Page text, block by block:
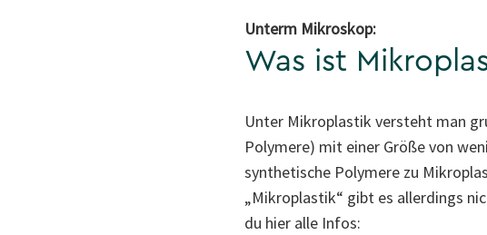
Unterm Mikroskop:
Was ist
Unter Mikroplastik versteht man
Polymere) mit einer Größe von
synthetische Polymere zu
„Mikroplastik“ gibt es allerdings
du hier alle Infos: